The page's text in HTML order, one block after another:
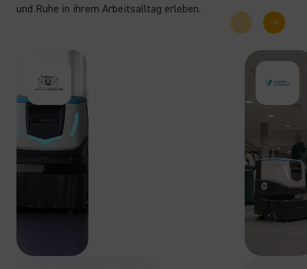
und Ruhe in ihrem Arbeitsalltag erleben.